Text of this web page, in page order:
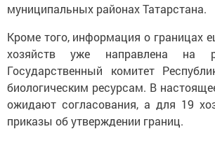
муниципальных районах Татарстана.
Кроме того, информация о границах
хозяйств уже направлена на
Государственный комитет
биологическим ресурсам. В
ожидают согласования, а для 19
приказы об утверждении границ.